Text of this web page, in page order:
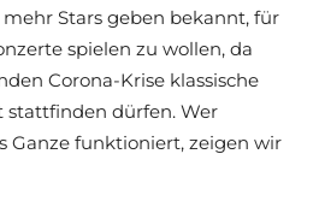
Stars geben bekannt, für
spielen zu wollen, da
Corona-Krise klassische
stattfinden dürfen. Wer
Ganze funktioniert, zeigen wir